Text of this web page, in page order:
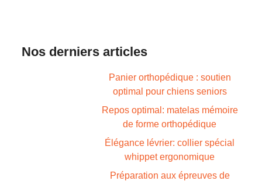
Nos derniers articles
Panier orthopédique : soutien
optimal pour chiens seniors
Repos optimal: matelas mémoire
de forme orthopédique
Élégance lévrier: collier spécial
whippet ergonomique
Préparation aux épreuves de